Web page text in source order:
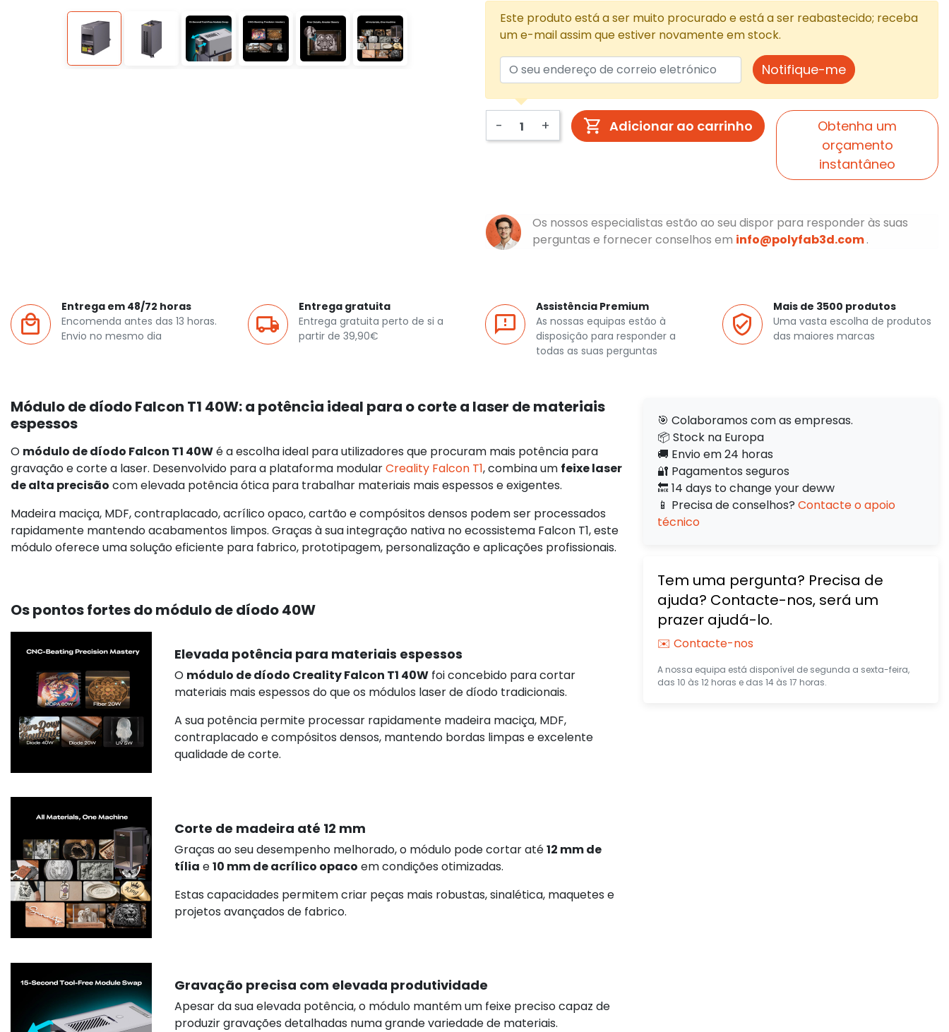
Este produto está a ser muito procurado e está a ser reabastecido; receba
um e-mail assim que estiver novamente em stock.
Notifique-me
- + Adicionar ao carrinho
Obtenha um
orçamento
instantâneo
Os nossos especialistas estão ao seu dispor para responder às suas
perguntas e fornecer conselhos em info@polyfab3d.com.
Entrega em 48/72 horas
Encomenda antes das 13 horas.
Envio no mesmo dia
Entrega gratuita
Entrega gratuita perto de si a
partir de 39,90€
Assistência Premium
As nossas equipas estão à
disposição para responder a
todas as suas perguntas
Mais de 3500 produtos
Uma vasta escolha de produtos
das maiores marcas
Módulo de díodo Falcon T1 40W: a potência ideal para o corte a laser de materiais
espessos
O módulo de díodo Falcon T1 40Wé a escolha ideal para utilizadores que procuram mais potência para
gravação e corte a laser. Desenvolvido para a plataforma modularCreality Falcon T1, combina um feixe laser
de alta precisão com elevada potência ótica para trabalhar materiais mais espessos e exigentes.
Madeira maciça, MDF, contraplacado, acrílico opaco, cartão e compósitos densos podem ser processados
rapidamente mantendo acabamentos limpos. Graças à sua integração nativa no ecossistema Falcon T1, este
módulo oferece uma solução eficiente para fabrico, prototipagem, personalização e aplicações profissionais.
Os pontos fortes do módulo de díodo 40W
Elevada potência para materiais espessos
O módulo de díodo Creality Falcon T1 40W foi concebido para cortar
materiais mais espessos do que os módulos laser de díodo tradicionais.
A sua potência permite processar rapidamente madeira maciça, MDF,
contraplacado e compósitos densos, mantendo bordas limpas e excelente
qualidade de corte.
Corte de madeira até 12 mm
Graças ao seu desempenho melhorado, o módulo pode cortar até12 mm de
tília e10 mm de acrílico opaco em condições otimizadas.
Estas capacidades permitem criar peças mais robustas, sinalética, maquetes e
projetos avançados de fabrico.
Gravação precisa com elevada produtividade
Apesar da sua elevada potência, o módulo mantém um feixe preciso capaz de
produzir gravações detalhadas numa grande variedade de materiais.
🎯 Colaboramos com as empresas.
📦 Stock na Europa
🚚 Envio em 24 horas
🔐 Pagamentos seguros
🔙 14 days to change your deww
📱 Precisa de conselhos? Contacte o apoio
técnico
Tem uma pergunta? Precisa de
ajuda? Contacte-nos, será um
prazer ajudá-lo.
✉️ Contacte-nos
A nossa equipa está disponível de segunda a sexta-feira,
das 10 às 12 horas e das 14 às 17 horas.